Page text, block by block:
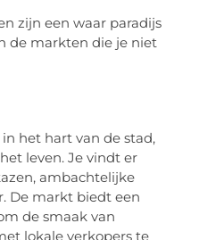
zijn een waar paradijs
de markten die je niet
het hart van de stad,
leven. Je vindt er
ambachtelijke
De markt biedt een
de smaak van
lokale verkopers te